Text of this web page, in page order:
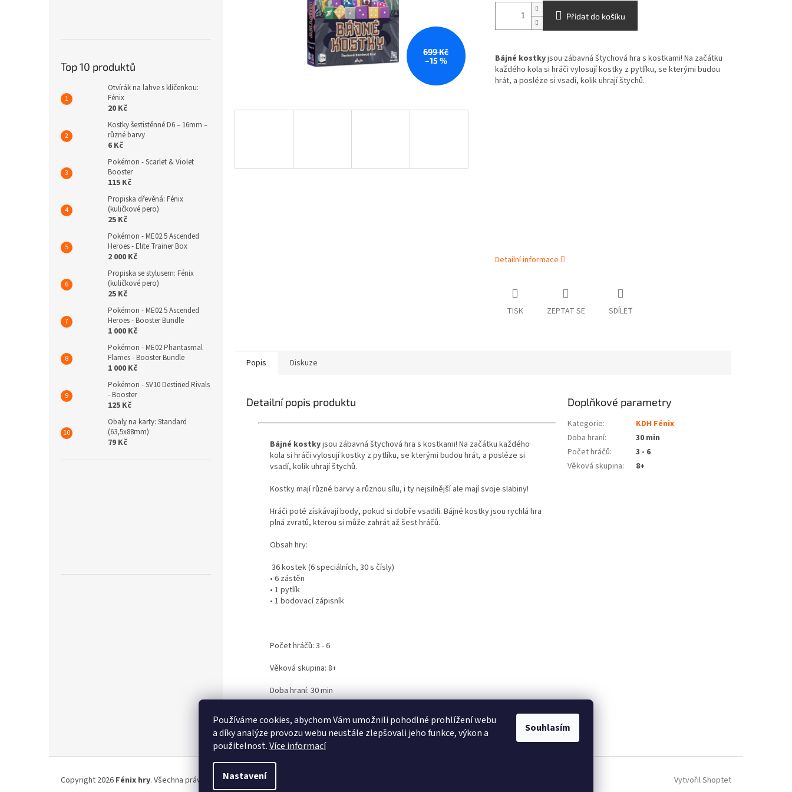
Používáme cookies, abychom Vám umožnili pohodlné prohlížení webu
a díky analýze provozu webu neustále zlepšovali jeho funkce, výkon a
použitelnost.Více informací
Nastavení
Souhlasím
Top 10 produktů
Otvírák na lahve s klíčenkou:
Fénix
20 Kč
Kostky šestistěnné D6 – 16mm –
různé barvy
6 Kč
Pokémon - Scarlet & Violet
Booster
115 Kč
Propiska dřevěná: Fénix
(kuličkové pero)
25 Kč
Pokémon - ME02.5 Ascended
Heroes - Elite Trainer Box
2 000 Kč
Propiska se stylusem: Fénix
(kuličkové pero)
25 Kč
Pokémon - ME02.5 Ascended
Heroes - Booster Bundle
1 000 Kč
Pokémon - ME02 Phantasmal
Flames - Booster Bundle
1 000 Kč
Pokémon - SV10 Destined Rivals
- Booster
125 Kč
Obaly na karty: Standard
(63,5x88mm)
79 Kč
699 Kč
–15 %
Přidat do košíku
Bájné kostkyjsou zábavná štychová hra s kostkami! Na začátku
každého kola si hráči vylosují kostky z pytlíku, se kterými budou
hrát, a posléze si vsadí, kolik uhrají štychů.
Detailní informace
TISK ZEPTAT SE SDÍLET
Popis Diskuze
Detailní popis produktu
Bájné kostkyjsou zábavná štychová hra s kostkami! Na začátku každého
kola si hráči vylosují kostky z pytlíku, se kterými budou hrát, a posléze si
vsadí, kolik uhrají štychů.
Kostky mají různé barvy a různou sílu, i ty nejsilnější ale mají svoje slabiny!
Hráči poté získávají body, pokud si dobře vsadili. Bájné kostky jsou rychlá hra
plná zvratů, kterou si může zahrát až šest hráčů.
Obsah hry:
36 kostek (6 speciálních, 30 s čísly)
• 6 zástěn
• 1 pytlík
• 1 bodovací zápisník
Počet hráčů: 3 - 6
Věková skupina: 8+
Doba hraní: 30 min
Nová, nerozbalená.
Doplňkové parametry
Kategorie:
KDH Fénix
Doba hraní:
30 min
Počet hráčů:
3 - 6
Věková skupina: 8+
Vytvořil Shoptet
Copyright 2026 Fénix hry. Všechna práva vyhrazena.